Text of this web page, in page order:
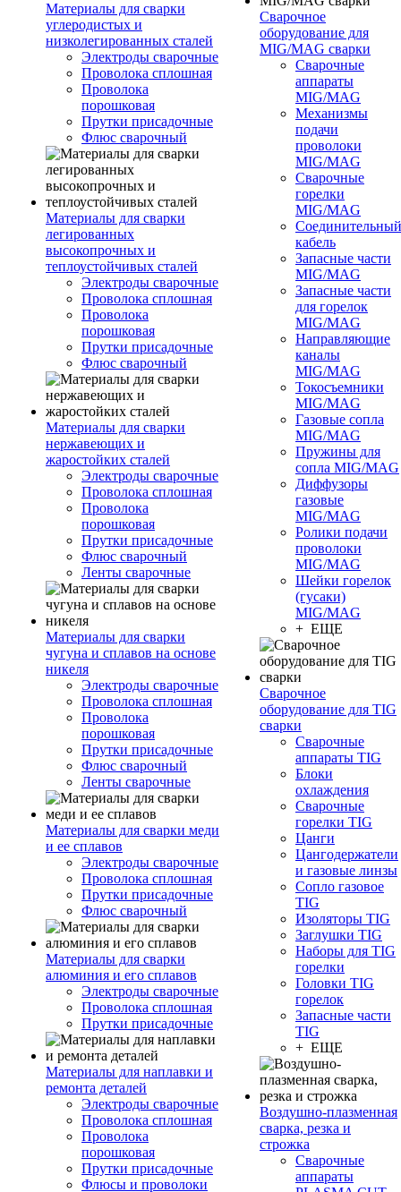
Материалы для сварки
углеродистых и
низколегированных сталей
Электроды сварочные
Проволока сплошная
Проволока
порошковая
Прутки присадочные
Флюс сварочный
Материалы для сварки
легированных
высокопрочных и
теплоустойчивых сталей
Электроды сварочные
Проволока сплошная
Проволока
порошковая
Прутки присадочные
Флюс сварочный
Материалы для сварки
нержавеющих и
жаростойких сталей
Электроды сварочные
Проволока сплошная
Проволока
порошковая
Прутки присадочные
Флюс сварочный
Ленты сварочные
Материалы для сварки
чугуна и сплавов на основе
никеля
Электроды сварочные
Проволока сплошная
Проволока
порошковая
Прутки присадочные
Флюс сварочный
Ленты сварочные
Материалы для сварки меди
и ее сплавов
Электроды сварочные
Проволока сплошная
Прутки присадочные
Флюс сварочный
Материалы для сварки
алюминия и его сплавов
Электроды сварочные
Проволока сплошная
Прутки присадочные
Материалы для наплавки и
ремонта деталей
Электроды сварочные
Проволока сплошная
Проволока
порошковая
Прутки присадочные
Флюсы и проволоки
Сварочное
оборудование для
MIG/MAG сварки
Сварочные
аппараты
MIG/MAG
Механизмы
подачи
проволоки
MIG/MAG
Сварочные
горелки
MIG/MAG
Соединительный
кабель
Запасные части
MIG/MAG
Запасные части
для горелок
MIG/MAG
Направляющие
каналы
MIG/MAG
Токосъемники
MIG/MAG
Газовые сопла
MIG/MAG
Пружины для
сопла MIG/MAG
Диффузоры
газовые
MIG/MAG
Ролики подачи
проволоки
MIG/MAG
Шейки горелок
(гусаки)
MIG/MAG
+ ЕЩЕ
Сварочное
оборудование для TIG
сварки
Сварочные
аппараты TIG
Блоки
охлаждения
Сварочные
горелки TIG
Цанги
Цангодержатели
и газовые линзы
Сопло газовое
TIG
Изоляторы TIG
Заглушки TIG
Наборы для TIG
горелки
Головки TIG
горелок
Запасные части
TIG
+ ЕЩЕ
Воздушно-плазменная
сварка, резка и
строжка
Сварочные
аппараты